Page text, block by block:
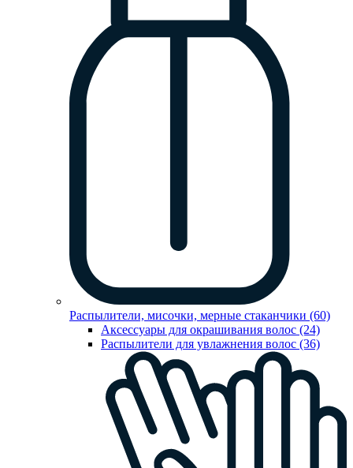
Распылители, мисочки, мерные стаканчики (60)
Аксессуары для окрашивания волос (24)
Распылители для увлажнения волос (36)